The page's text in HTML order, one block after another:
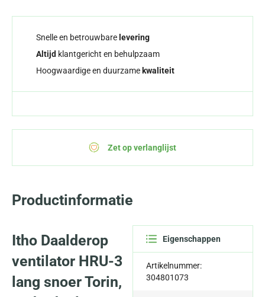
Snelle en betrouwbare levering
Altijd klantgericht en behulpzaam
Hoogwaardige en duurzame kwaliteit
Zet op verlanglijst
Productinformatie
Itho Daalderop
ventilator HRU-3
lang snoer Torin,
Eigenschappen
Artikelnummer:
304801073